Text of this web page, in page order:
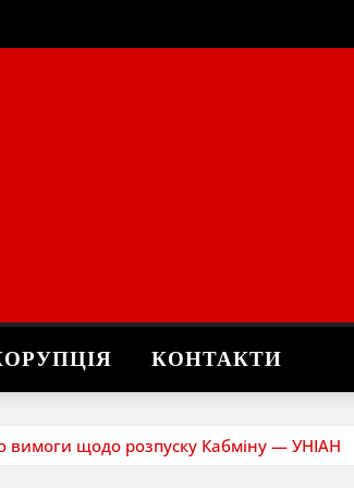
КОНТАКТИ
вимоги щодо розпуску Кабміну — УНІАН